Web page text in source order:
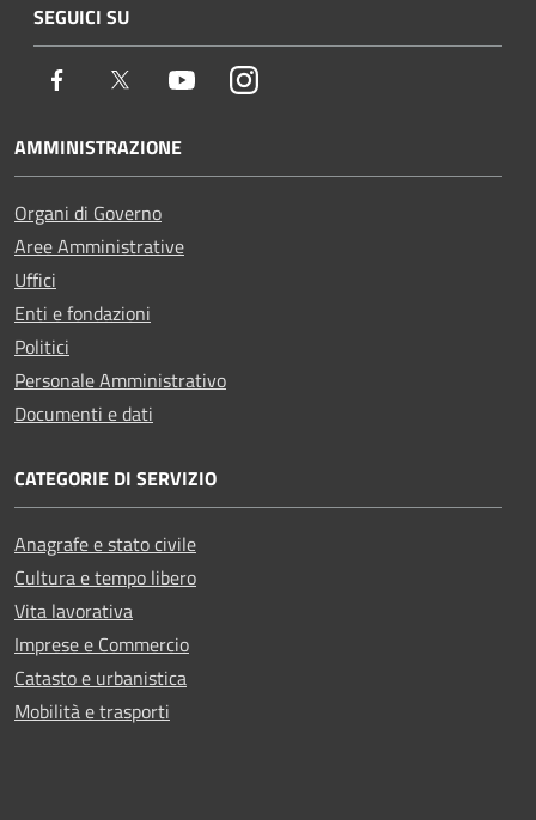
SEGUICI SU
Facebook Twitter YoutubeInstagram
AMMINISTRAZIONE
Organi di Governo
Aree Amministrative
Uffici
Enti e fondazioni
Politici
Personale Amministrativo
Documenti e dati
CATEGORIE DI SERVIZIO
Anagrafe e stato civile
Cultura e tempo libero
Vita lavorativa
Imprese e Commercio
Catasto e urbanistica
Mobilità e trasporti